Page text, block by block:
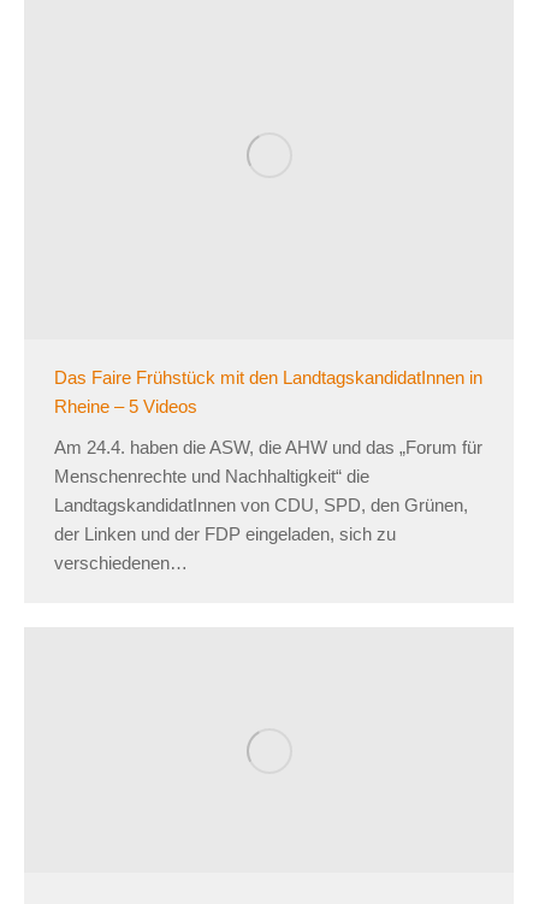
Das Faire Frühstück mit den LandtagskandidatInnen in
Rheine – 5 Videos
Am 24.4. haben die ASW, die AHW und das „Forum für
Menschenrechte und Nachhaltigkeit“ die
LandtagskandidatInnen von CDU, SPD, den Grünen,
der Linken und der FDP eingeladen, sich zu
verschiedenen…